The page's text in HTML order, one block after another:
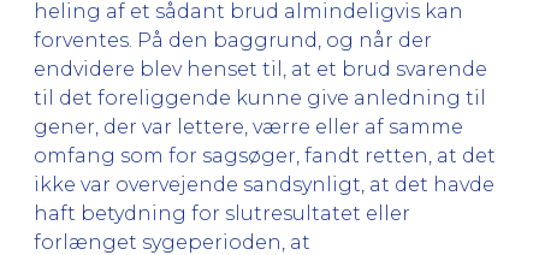
heling af et sådant brud almindeligvis kan
forventes. På den baggrund, og når der
endvidere blev henset til, at et brud svarende
til det foreliggende kunne give anledning til
gener, der var lettere, værre eller af samme
omfang som for sagsøger, fandt retten, at det
ikke var overvejende sandsynligt, at det havde
haft betydning for slutresultatet eller
forlænget sygeperioden, at